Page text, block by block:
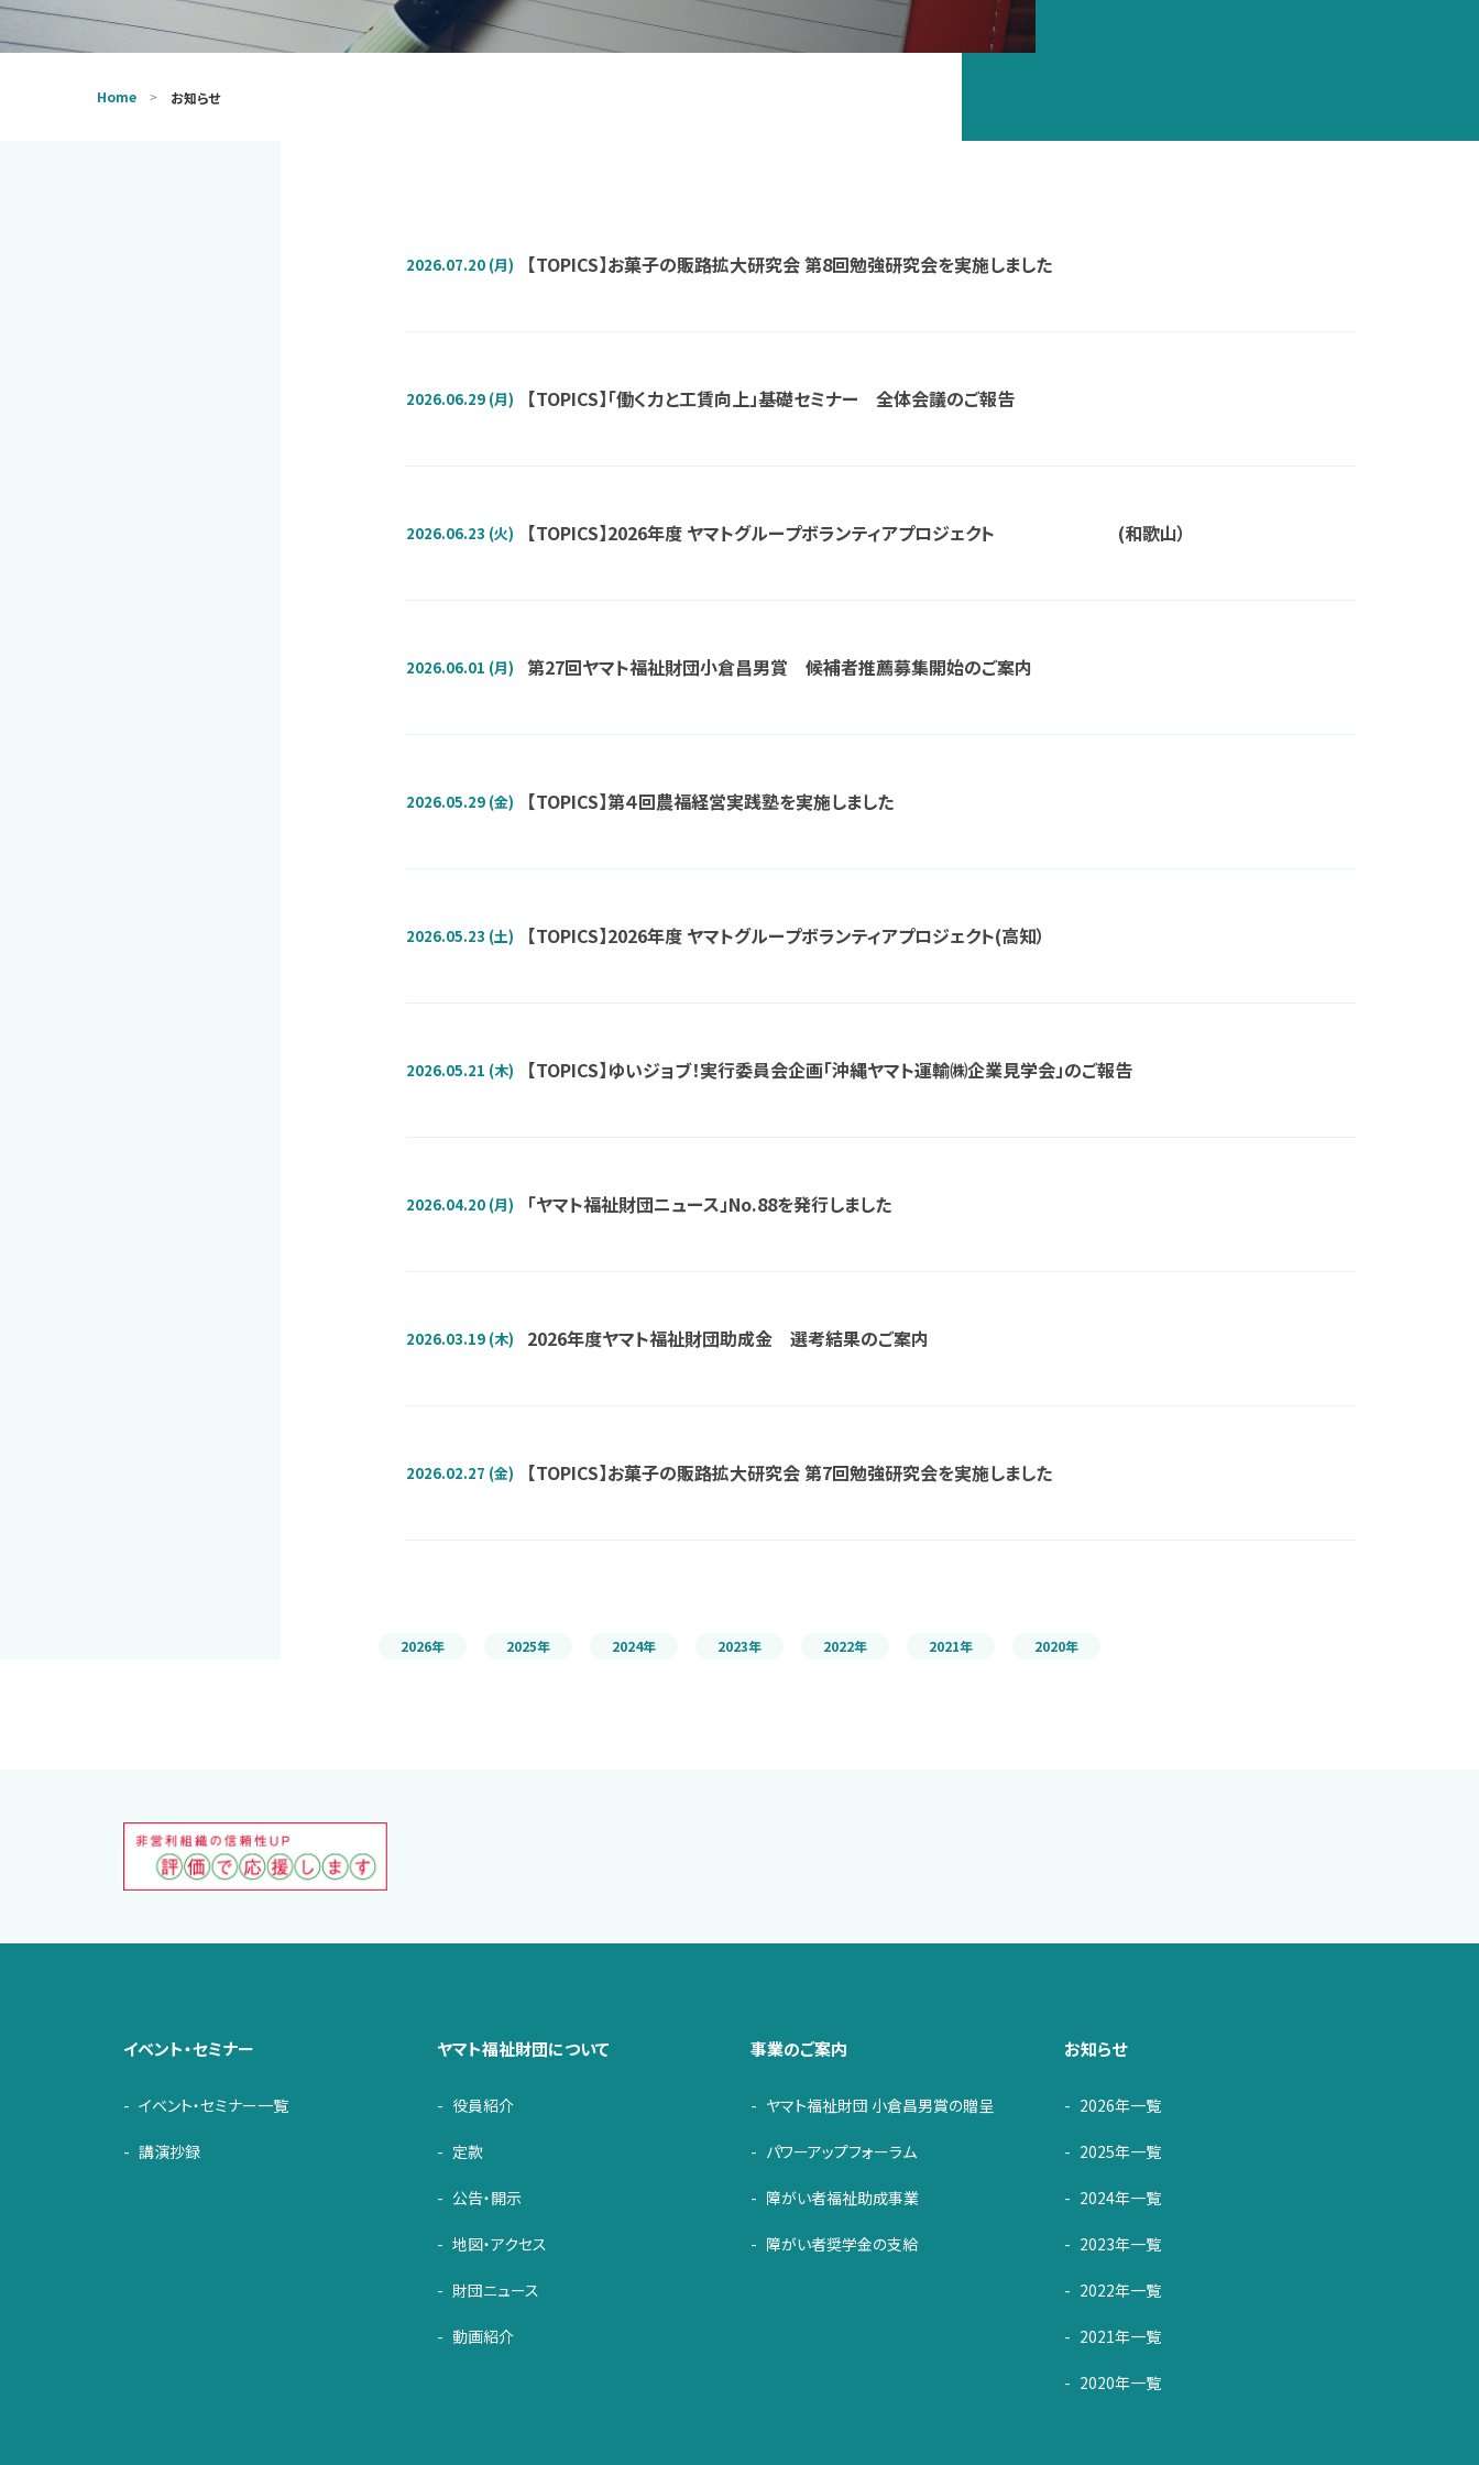
Home お知らせ
2026.07.20 (月) 【TOPICS】お菓子の販路拡大研究会 第8回勉強研究会を実施しました
2026.06.29 (月) 【TOPICS】「働く力と工賃向上」基礎セミナー 全体会議のご報告
2026.06.23 (火) 【TOPICS】2026年度 ヤマトグループボランティアプロジェクト (和歌山）
2026.06.01 (月) 第27回ヤマト福祉財団小倉昌男賞 候補者推薦募集開始のご案内
2026.05.29 (金) 【TOPICS】第４回農福経営実践塾を実施しました
2026.05.23 (土) 【TOPICS】2026年度 ヤマトグループボランティアプロジェクト(高知）
2026.05.21 (木) 【TOPICS】ゆいジョブ！実行委員会企画「沖縄ヤマト運輸㈱企業見学会」のご報告
2026.04.20 (月) 「ヤマト福祉財団ニュース」No.88を発行しました
2026.03.19 (木) 2026年度ヤマト福祉財団助成金 選考結果のご案内
2026.02.27 (金) 【TOPICS】お菓子の販路拡大研究会 第7回勉強研究会を実施しました
2026年 2025年 2024年 2023年 2022年 2021年 2020年
イベント・セミナー
イベント・セミナー一覧
講演抄録
ヤマト福祉財団について
役員紹介
定款
公告・開示
地図・アクセス
財団ニュース
動画紹介
事業のご案内
ヤマト福祉財団 小倉昌男賞の贈呈
パワーアップフォーラム
障がい者福祉助成事業
障がい者奨学金の支給
お知らせ
2026年一覧
2025年一覧
2024年一覧
2023年一覧
2022年一覧
2021年一覧
2020年一覧
お問い合わせ